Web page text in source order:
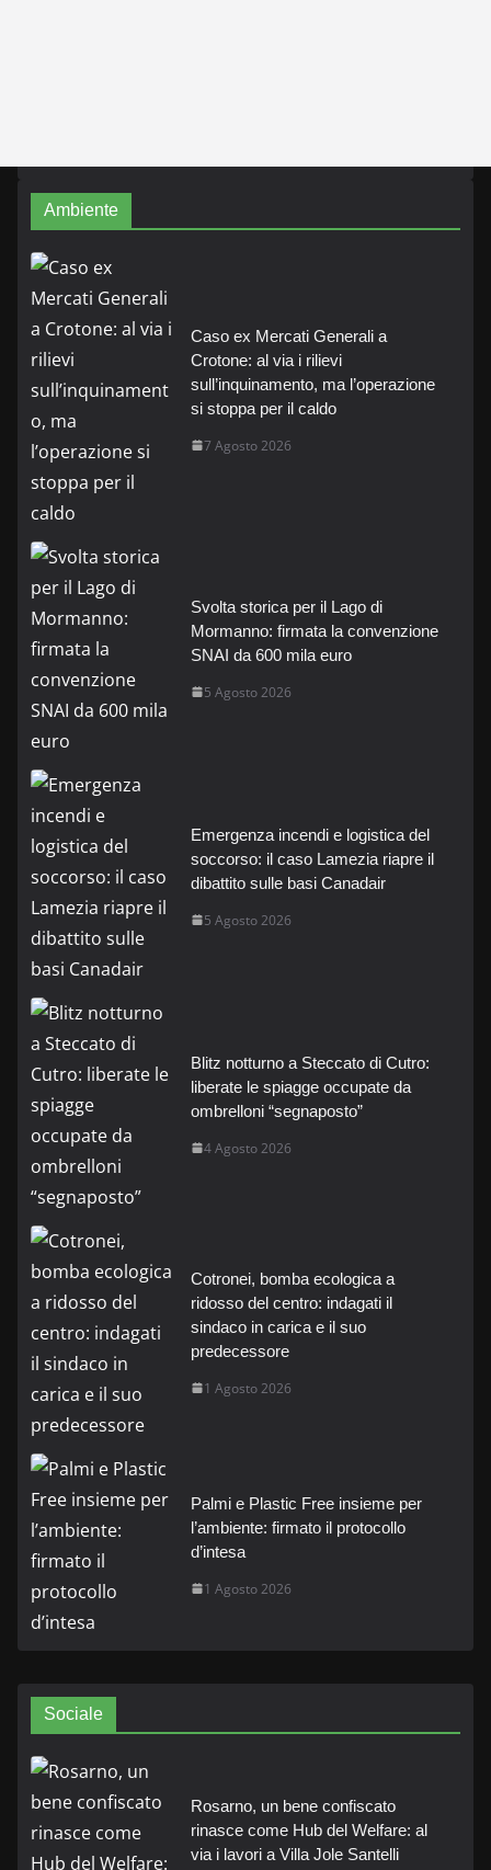
Ambiente
Caso ex Mercati Generali a
Crotone: al via i rilievi
sull’inquinamento, ma l’operazione
si stoppa per il caldo
7 Agosto 2026
Svolta storica per il Lago di
Mormanno: firmata la convenzione
SNAI da 600 mila euro
5 Agosto 2026
Emergenza incendi e logistica del
soccorso: il caso Lamezia riapre il
dibattito sulle basi Canadair
5 Agosto 2026
Blitz notturno a Steccato di Cutro:
liberate le spiagge occupate da
ombrelloni “segnaposto”
4 Agosto 2026
Cotronei, bomba ecologica a
ridosso del centro: indagati il
sindaco in carica e il suo
predecessore
1 Agosto 2026
Palmi e Plastic Free insieme per
l’ambiente: firmato il protocollo
d’intesa
1 Agosto 2026
Sociale
Rosarno, un bene confiscato
rinasce come Hub del Welfare: al
via i lavori a Villa Jole Santelli